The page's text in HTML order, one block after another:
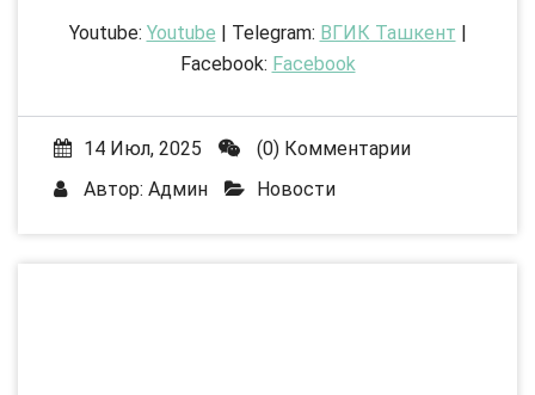
Youtube: Youtube | Telegram: ВГИК Ташкент |
Facebook: Facebook
14 Июл, 2025
(0) Комментарии
Автор: Админ Новости